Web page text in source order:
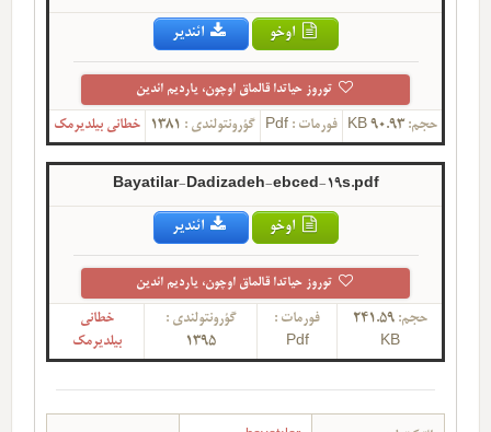
اوخو ائندیر
توروز حیاتدا قالماق اوچون، یاردیم ائدین
حجم: 90.93 KB فورمات : Pdf گؤرونتولندی : 1381 خطانی بیلدیرمک
Bayatilar-Dadizadeh-ebced-19s.pdf
اوخو ائندیر
توروز حیاتدا قالماق اوچون، یاردیم ائدین
حجم:241.59
KB
فورمات :
Pdf
گؤرونتولندی :
1395
خطانی
بیلدیرمک